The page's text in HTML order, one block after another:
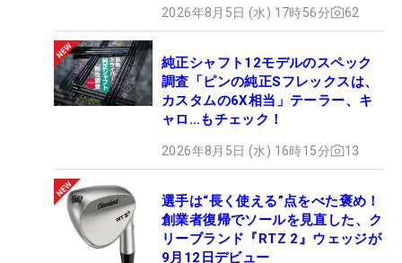
2026年8月5日 (水) 17時56分 62
純正シャフト12モデルのスペック
調査「ピンの純正Sフレックスは、
カスタムの6X相当」テーラー、キ
ャロ…もチェック！
2026年8月5日 (水) 16時15分 13
選手は“長く使える”点をべた褒め！
創業者復帰でソールを見直した、ク
リーブランド『RTZ 2』ウェッジが
9月12日デビュー